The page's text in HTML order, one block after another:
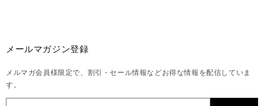
メールマガジン登録
メルマガ会員様限定で、割引・セール情報などお得な情報を配信していま
す。